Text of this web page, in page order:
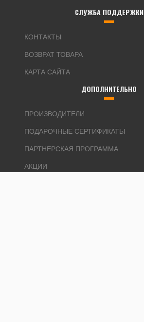
СЛУЖБА ПОДДЕРЖКИ
КОНТАКТЫ
ВОЗВРАТ ТОВАРА
КАРТА САЙТА
ДОПОЛНИТЕЛЬНО
ПРОИЗВОДИТЕЛИ
ПОДАРОЧНЫЕ СЕРТИФИКАТЫ
ПАРТНЕРСКАЯ ПРОГРАММА
АКЦИИ